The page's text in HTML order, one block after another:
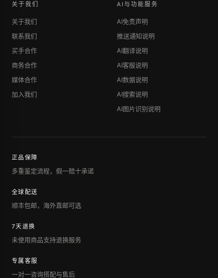
关于我们
关于我们
联系我们
买手合作
商务合作
媒体合作
加入我们
AI与功能服务
AI免责声明
推送通知说明
AI翻译说明
AI客服说明
AI数据说明
AI搜索说明
AI图片识别说明
正品保障
多重鉴定流程，假一赔十承诺
全球配送
顺丰包邮，海外直邮可选
7天退换
未使用商品支持退换服务
专属客服
一对一咨询搭配与售后